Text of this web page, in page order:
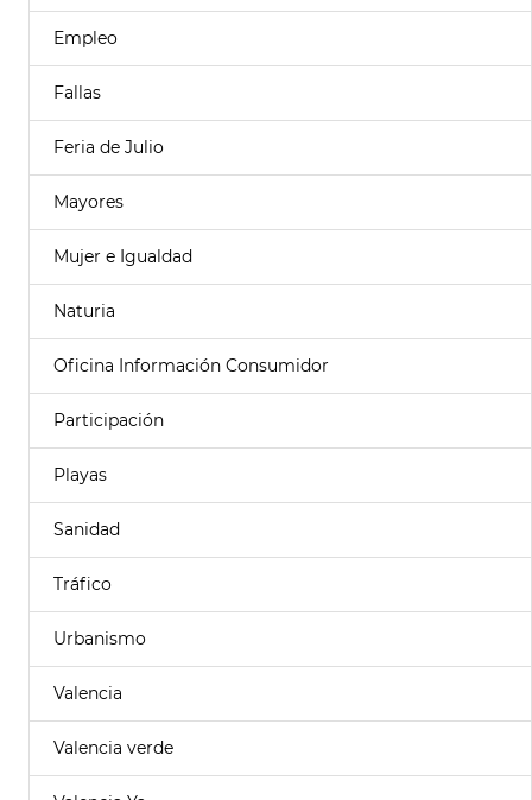
Empleo
Fallas
Feria de Julio
Mayores
Mujer e Igualdad
Naturia
Oficina Información Consumidor
Participación
Playas
Sanidad
Tráfico
Urbanismo
Valencia
Valencia verde